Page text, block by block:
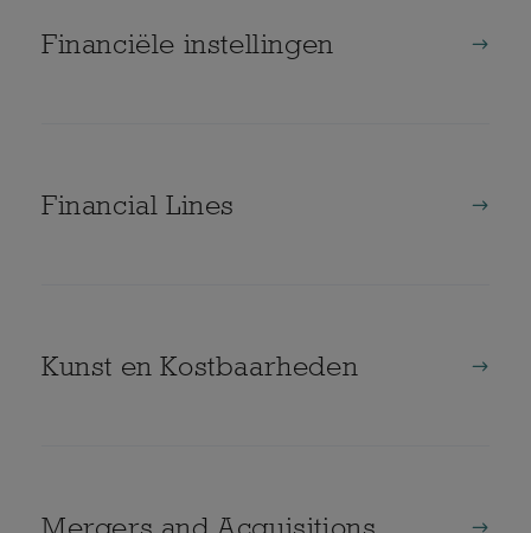
Financiële instellingen
Financial Lines
Kunst en Kostbaarheden